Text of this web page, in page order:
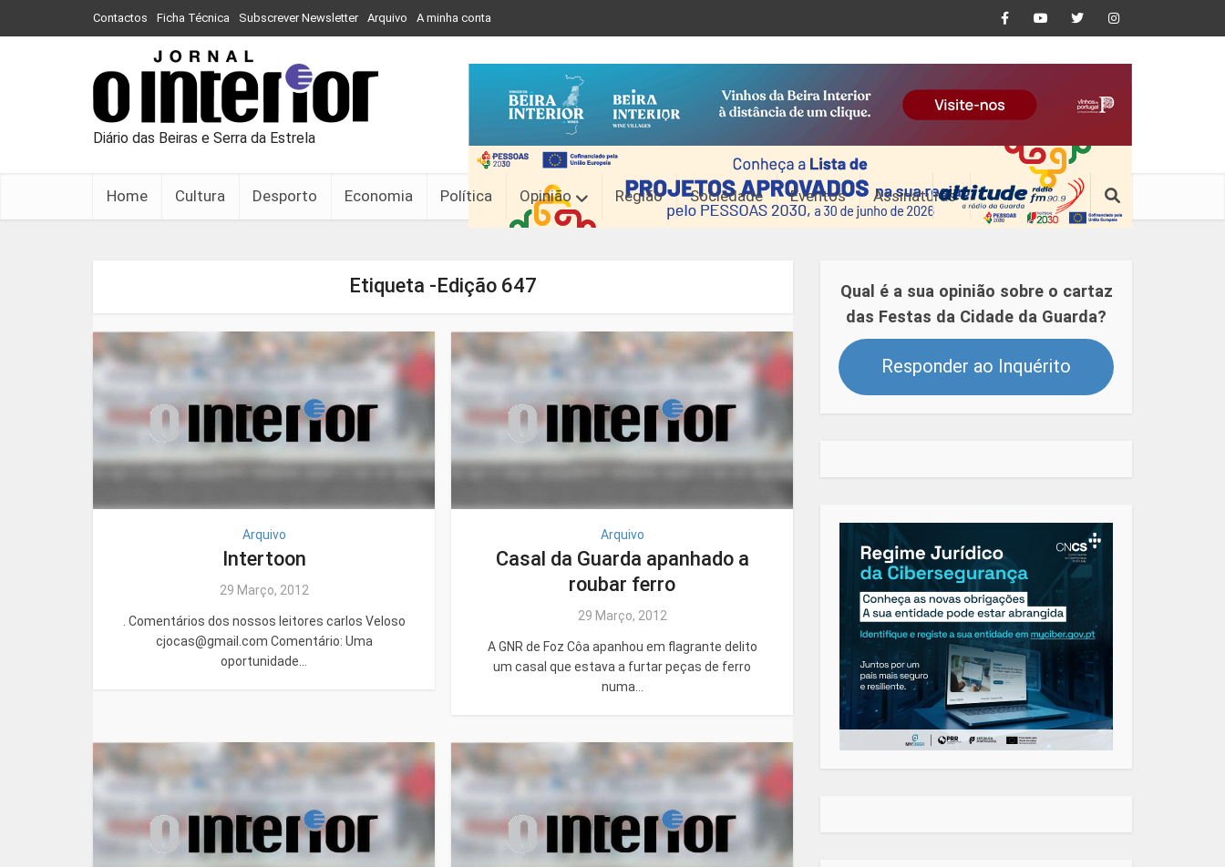
Contactos Ficha Técnica Subscrever Newsletter Arquivo A minha conta
Diário das Beiras e Serra da Estrela
Home Cultura Desporto Economia Política Opinião Região Sociedade Eventos Assinaturas
Etiqueta -Edição 647
Arquivo
Intertoon
29 Março, 2012
. Comentários dos nossos leitores carlos Veloso
cjocas@gmail.com Comentário: Uma
oportunidade...
Arquivo
Casal da Guarda apanhado a
roubar ferro
29 Março, 2012
A GNR de Foz Côa apanhou em flagrante delito
um casal que estava a furtar peças de ferro
numa...
Qual é a sua opinião sobre o cartaz
das Festas da Cidade da Guarda?
Responder ao Inquérito